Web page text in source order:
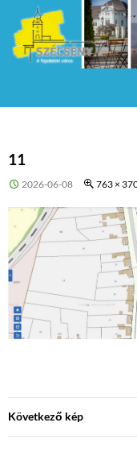
11
2026-06-08 763 ×
Következő kép